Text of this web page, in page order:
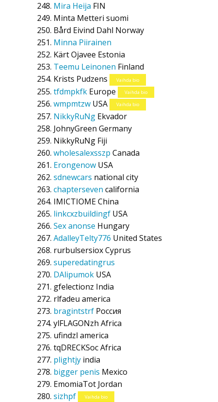
Mira Heija FIN
Minta Metteri suomi
Bård Eivind Dahl Norway
Minna Piirainen
Kärt Ojavee Estonia
Teemu Leinonen Finland
Krists Pudzens
Vaihda bio
tfdmpkfk Europe Vaihda bio
wmpmtzw USA Vaihda bio
NikkyRuNg Ekvador
JohnyGreen Germany
NikkyRuNg Fiji
wholesalexsszp Canada
Erongenow USA
sdnewcars national city
chapterseven california
IMICTIOMEChina
linkcxzbuildingf USA
Sex anonse Hungary
AdalleyTelty776 United States
rurbulsersioxCyprus
superedatingrus
DAlipumok USA
gfelectionz India
rlfadeu america
bragintstrf Россия
ylFLAGONzh Africa
ufindzl america
tqDRECKSocAfrica
plightjy india
bigger penis Mexico
EmomiaTot Jordan
sizhpf
Vaihda bio